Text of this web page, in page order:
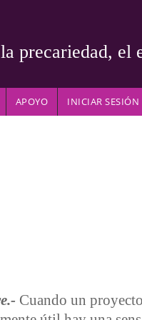
precariedad, el
APOYO INICIAR SESIÓN
Cuando un